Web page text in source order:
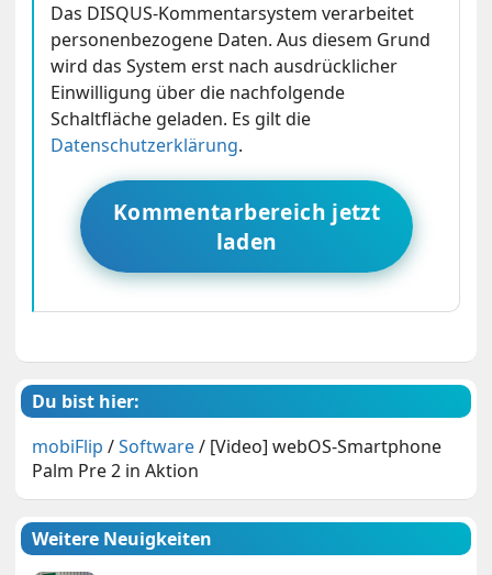
Das DISQUS-Kommentarsystem verarbeitet
personenbezogene Daten. Aus diesem Grund
wird das System erst nach ausdrücklicher
Einwilligung über die nachfolgende
Schaltfläche geladen. Es gilt die
Datenschutzerklärung.
Kommentarbereich jetzt
laden
Du bist hier:
mobiFlip /Software/ [Video] webOS-Smartphone
Palm Pre 2 in Aktion
Weitere Neuigkeiten